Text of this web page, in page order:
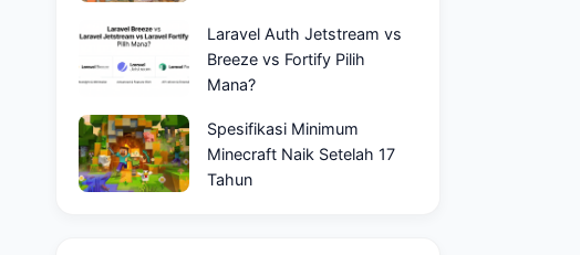
Laravel Auth Jetstream vs
Breeze vs Fortify Pilih
Mana?
Spesifikasi Minimum
Minecraft Naik Setelah 17
Tahun